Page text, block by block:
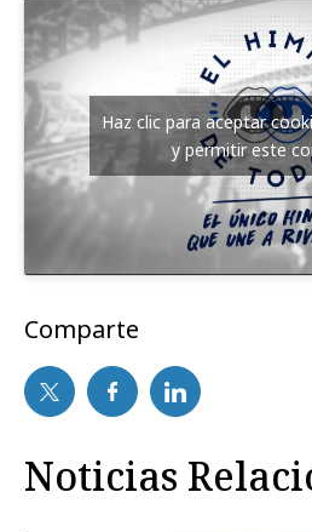
Haz clic para aceptar
y permitir este
Comparte
Noticias